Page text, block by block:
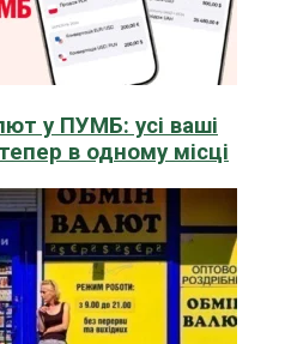
у ПУМБ: усі ваші
в одному місці